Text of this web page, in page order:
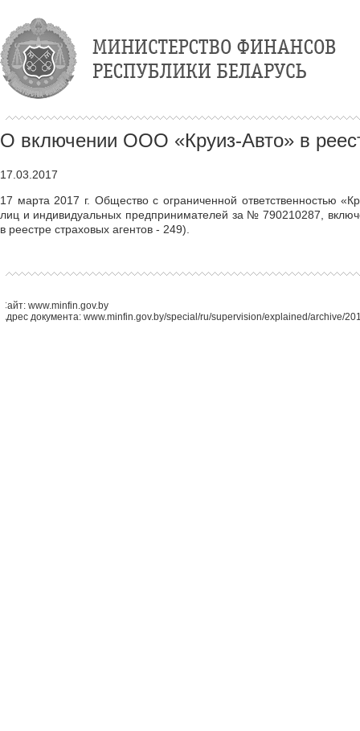
О включении ООО «Круиз-Авто» в
17.03.2017
17 марта 2017 г. Общество с ограниченной ответственностью
лиц и индивидуальных предпринимателей за № 790210287,
в реестре страховых агентов - 249).
Сайт: www.minfin.gov.by
Адрес документа: www.minfin.gov.by/special/ru/supervision/explained/archive/